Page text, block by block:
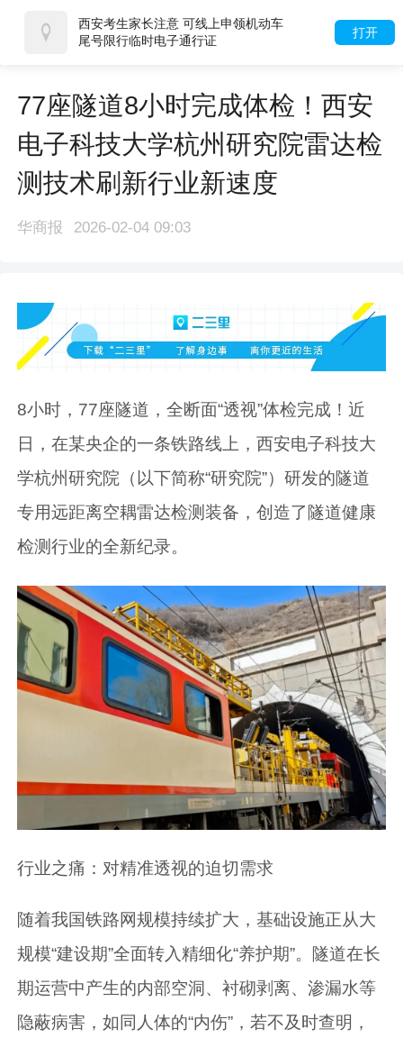
打开
西安考生家长注意 可线上申领机动车
尾号限行临时电子通行证
77座隧道8小时完成体检！西安
电子科技大学杭州研究院雷达检
测技术刷新行业新速度
华商报 2026-02-04 09:03
8小时，77座隧道，全断面“透视”体检完成！近
日，在某央企的一条铁路线上，西安电子科技大
学杭州研究院（以下简称“研究院”）研发的隧道
专用远距离空耦雷达检测装备，创造了隧道健康
检测行业的全新纪录。
行业之痛：对精准透视的迫切需求
随着我国铁路网规模持续扩大，基础设施正从大
规模“建设期”全面转入精细化“养护期”。隧道在长
期运营中产生的内部空洞、衬砌剥离、渗漏水等
隐蔽病害，如同人体的“内伤”，若不及时查明，